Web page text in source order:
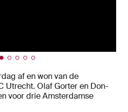
af en won van de
Utrecht. Olaf Gorter en Don-
voor drie Amsterdamse